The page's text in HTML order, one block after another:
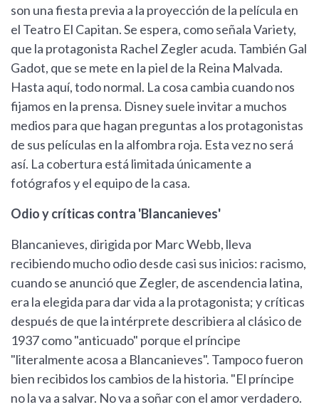
son una fiesta previa a la proyección de la película en
el Teatro El Capitan. Se espera, como señala Variety,
que la protagonista Rachel Zegler acuda. También Gal
Gadot, que se mete en la piel de la Reina Malvada.
Hasta aquí, todo normal. La cosa cambia cuando nos
fijamos en la prensa. Disney suele invitar a muchos
medios para que hagan preguntas a los protagonistas
de sus películas en la alfombra roja. Esta vez no será
así. La cobertura está limitada únicamente a
fotógrafos y el equipo de la casa.
Odio y críticas contra 'Blancanieves'
Blancanieves, dirigida por Marc Webb, lleva
recibiendo mucho odio desde casi sus inicios: racismo,
cuando se anunció que Zegler, de ascendencia latina,
era la elegida para dar vida a la protagonista; y críticas
después de que la intérprete describiera al clásico de
1937 como "anticuado" porque el príncipe
"literalmente acosa a Blancanieves". Tampoco fueron
bien recibidos los cambios de la historia. "El príncipe
no la va a salvar. No va a soñar con el amor verdadero.